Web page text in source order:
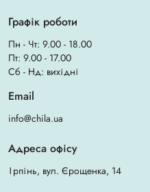
Графік роботи
Пн - Чт: 9.00 - 18.00
Пт: 9.00 - 17.00
Сб - Нд: вихідні
Email
info@chila.ua
Адреса офісу
Ірпінь, вул. Єрощенка, 14